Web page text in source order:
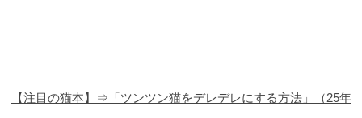
【注目の猫本】⇒「ツンツン猫をデレデレにする方法」（25年